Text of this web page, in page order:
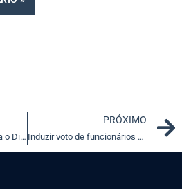
Um ano conturbado para o Direito Civil (parte 2)
PRÓXIMO
Induzir voto de funcionários em eleições gera dano moral coletivo